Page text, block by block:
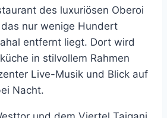
des luxuriösen Oberoi
nur wenige Hundert
entfernt liegt. Dort wird
in stilvollem Rahmen
Live-Musik und Blick auf
Nacht.